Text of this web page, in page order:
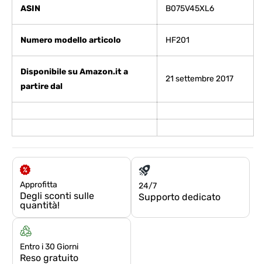
ASIN B075V45XL6
Numero modello articolo HF201
Disponibile su Amazon.it a
partire dal
21 settembre 2017
Approfitta
Degli sconti sulle
quantità!
24/7
Supporto dedicato
Entro i 30 Giorni
Reso gratuito